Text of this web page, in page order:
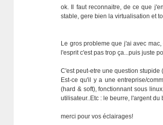
ok. Il faut reconnaitre, de ce que
stable, gere bien la virtualisation et
Le gros probleme que j'ai avec
l'esprit c'est pas trop ça...puis juste
C'est peut-etre une question stupide
Est-ce qu'il y a une entreprise/
(hard & soft), fonctionnant sous
utilisateur..Etc : le beurre, l'argent
merci pour vos éclairages!